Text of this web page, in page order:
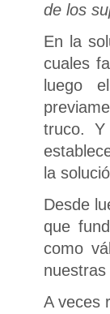
de los
En la
cuales
luego
truco.
la
Desde
que
como
A veces